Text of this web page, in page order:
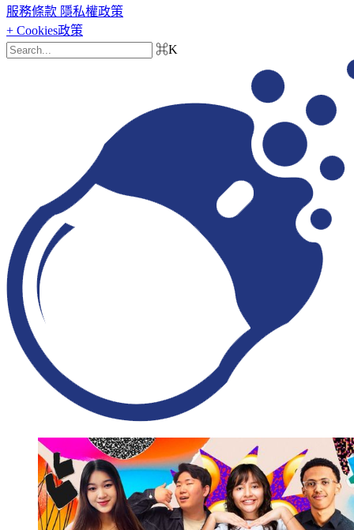
服務條款 隱私權政策
+ Cookies政策
⌘K